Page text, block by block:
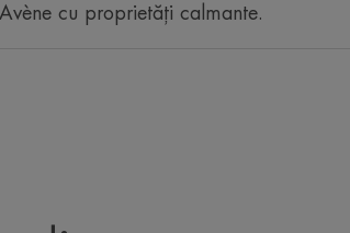
cu proprietăți calmante.